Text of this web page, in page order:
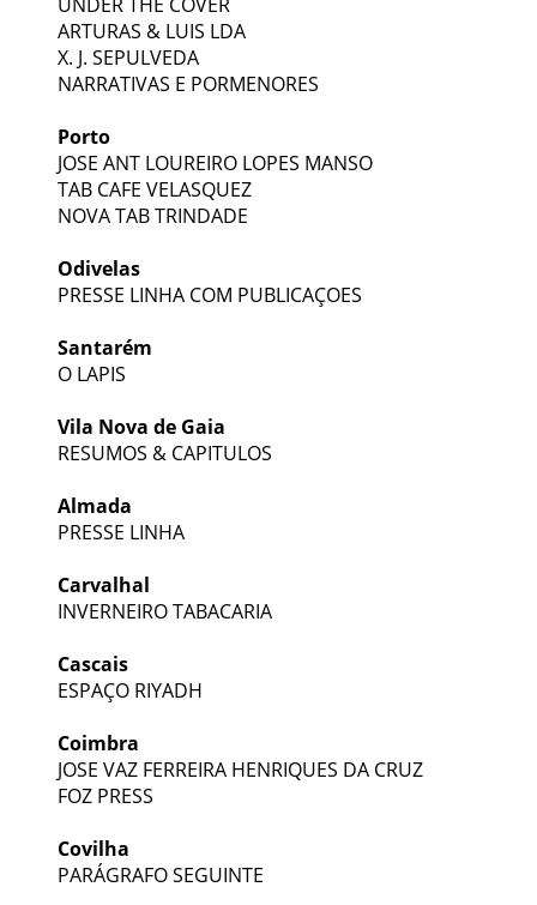
ARTURAS & LUIS LDA
X. J. SEPULVEDA
NARRATIVAS E PORMENORES
Porto
JOSE ANT LOUREIRO LOPES MANSO
TAB CAFE VELASQUEZ
NOVA TAB TRINDADE
Odivelas
PRESSE LINHA COM PUBLICAÇOES
Santarém
O LAPIS
Vila Nova de Gaia
RESUMOS & CAPITULOS
Almada
PRESSE LINHA
Carvalhal
INVERNEIRO TABACARIA
Cascais
ESPAÇO RIYADH
Coimbra
JOSE VAZ FERREIRA HENRIQUES DA CRUZ
FOZ PRESS
Covilha
PARÁGRAFO SEGUINTE